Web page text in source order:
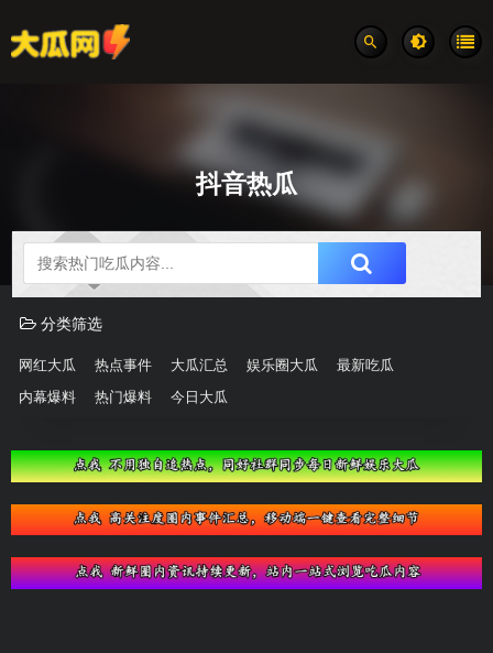
抖音热瓜
吃瓜分类速览
分类筛选
网红大瓜 热点事件 大瓜汇总 娱乐圈大瓜 最新吃瓜
内幕爆料 热门爆料 今日大瓜